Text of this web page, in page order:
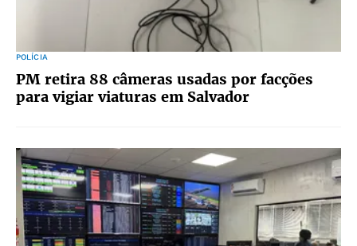
POLÍCIA
PM retira 88 câmeras usadas por facções
para vigiar viaturas em Salvador